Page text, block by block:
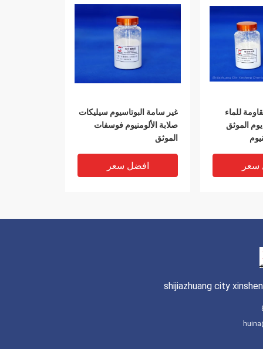
غير سامة البوتاسيوم سيليكات
صلابة الألومنيوم فوسفات
الموثق
افضل سعر
للماء
الموثق
سعر
shijiazhuang city